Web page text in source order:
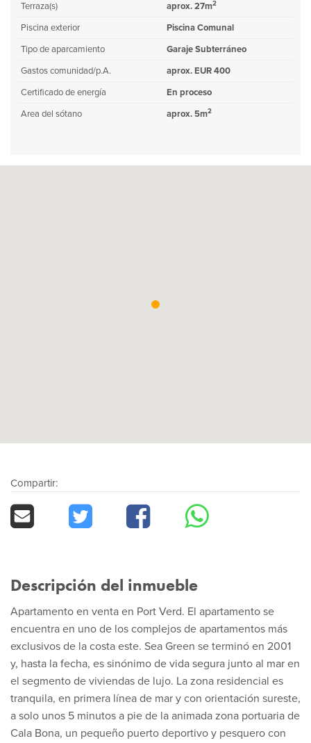
Terraza(s) aprox. 27m2
Piscina exterior
Piscina Comunal
Tipo de aparcamiento
Garaje Subterráneo
Gastos comunidad/p.A.
aprox. EUR 400
Certificado de energía
En proceso
Area del sótano
aprox. 5m2
Compartir:
Descripción del inmueble
Apartamento en venta en Port Verd. El apartamento se
encuentra en uno de los complejos de apartamentos más
exclusivos de la costa este. Sea Green se terminó en 2001
y, hasta la fecha, es sinónimo de vida segura junto al mar en
el segmento de viviendas de lujo. La zona residencial es
tranquila, en primera línea de mar y con orientación sureste,
a solo unos 5 minutos a pie de la animada zona portuaria de
Cala Bona, un pequeño puerto deportivo y pesquero con